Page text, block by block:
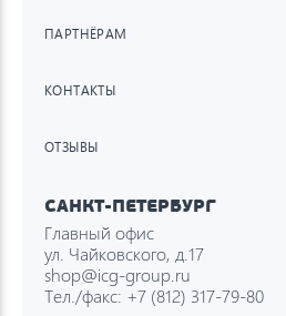
ПАРТНЁРАМ
КОНТАКТЫ
ОТЗЫВЫ
САНКТ-ПЕТЕРБУРГ
Главный офис
ул. Чайковского, д.17
shop@icg-group.ru
Тел./факс: +7 (812) 317-79-80